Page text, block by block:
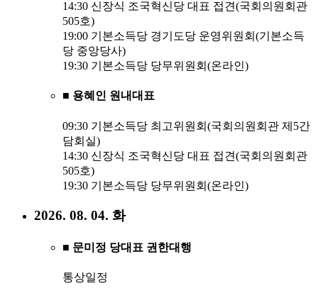
14:30 신장식 조국혁신당 대표 접견(국회의원회관
505호)
19:00 기본소득당 경기도당 운영위원회(기본소득
당 중앙당사)
19:30 기본소득당 당무위원회(온라인)
■ 용혜인 원내대표
09:30 기본소득당 최고위원회(국회의원회관 제5간
담회실)
14:30 신장식 조국혁신당 대표 접견(국회의원회관
505호)
19:30 기본소득당 당무위원회(온라인)
2026. 08. 04. 화
■ 문미정 당대표 권한대행
통상일정